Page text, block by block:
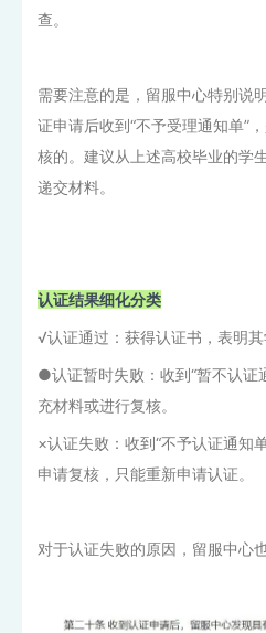
查。
需要注意的是，留服中心特别说
证申请后收到“不予受理通知单”
核的。建议从上述高校毕业的学
递交材料。
认证结果细化分类
√认证通过：获得认证书，表明
●认证暂时失败：收到“暂不认证
充材料或进行复核。
×认证失败：收到“不予认证通知
申请复核，只能重新申请认证。
对于认证失败的原因，留服中心